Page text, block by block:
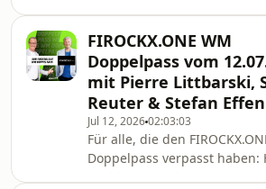
Podcast. In der aktuellen Folge sind
die Gäste: Felix Magath
(Europameister 1980,
Europapokalsieger der
1983, 6x Deutscher Meister),
Freund (Europameister 1996,
Champions-League-Sieger
Deutscher Meister 95 & 96),
FIROCKX.ONE WM
Doppelpass vom
mit Pierre Littbarski,
Reuter & Stefan
Jul 12, 202602:03:03
Für alle, die den
Doppelpass verpasst haben: